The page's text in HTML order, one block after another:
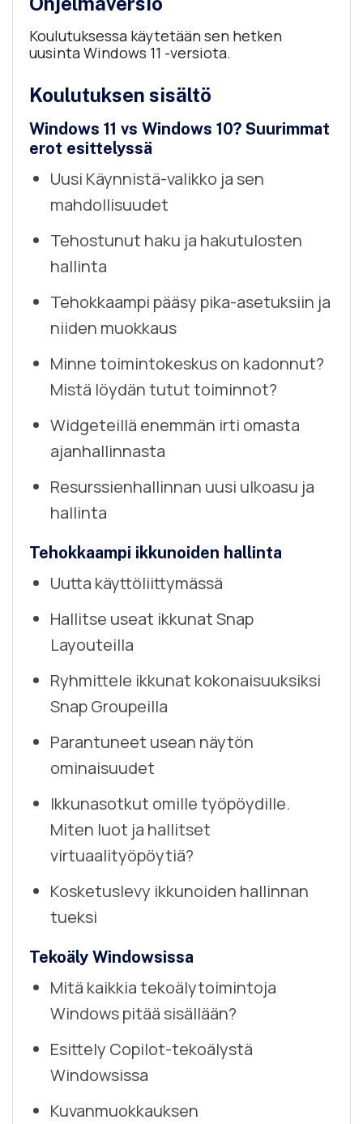
Koulutuksessa käytetään sen hetken
uusinta Windows 11 -versiota.
Koulutuksen sisältö
Windows 11 vs Windows 10? Suurimmat
erot esittelyssä
Uusi Käynnistä-valikko ja sen
mahdollisuudet
Tehostunut haku ja hakutulosten
hallinta
Tehokkaampi pääsy pika-asetuksiin ja
niiden muokkaus
Minne toimintokeskus on kadonnut?
Mistä löydän tutut toiminnot?
Widgeteillä enemmän irti omasta
ajanhallinnasta
Resurssienhallinnan uusi ulkoasu ja
hallinta
Tehokkaampi ikkunoiden hallinta
Uutta käyttöliittymässä
Hallitse useat ikkunat Snap
Layouteilla
Ryhmittele ikkunat kokonaisuuksiksi
Snap Groupeilla
Parantuneet usean näytön
ominaisuudet
Ikkunasotkut omille työpöydille.
Miten luot ja hallitset
virtuaalityöpöytiä?
Kosketuslevy ikkunoiden hallinnan
tueksi
Tekoäly Windowsissa
Mitä kaikkia tekoälytoimintoja
Windows pitää sisällään?
Esittely Copilot-tekoälystä
Windowsissa
Kuvanmuokkauksen